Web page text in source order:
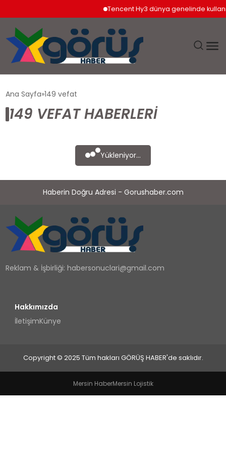
Tencent Hy3 dünya genelinde
EKONOMI
SPOR
TEKNOLOJI
YAŞAM
Ana Sayfa 149 vefat
149 VEFAT HABERLERI
Yükleniyor...
Haberin Doğru Adresi - Gorushaber.com
Reklam & İşbirliği:habersonuclari@gmail.com
Hakkımızda
İletişimKünye
Copyright © 2025 Tüm hakları GÖRÜŞ HABER'de saklıdır.
Mersin HaberMersin Lojistik